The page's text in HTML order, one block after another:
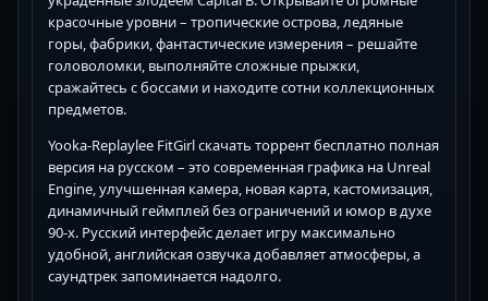
красочные уровни – тропические острова, ледяные
горы, фабрики, фантастические измерения – решайте
головоломки, выполняйте сложные прыжки,
сражайтесь с боссами и находите сотни коллекционных
предметов.
Yooka-Replaylee FitGirl скачать торрент бесплатно полная
версия на русском – это современная графика на Unreal
Engine, улучшенная камера, новая карта, кастомизация,
динамичный геймплей без ограничений и юмор в духе
90-х. Русский интерфейс делает игру максимально
удобной, английская озвучка добавляет атмосферы, а
саундтрек запоминается надолго.